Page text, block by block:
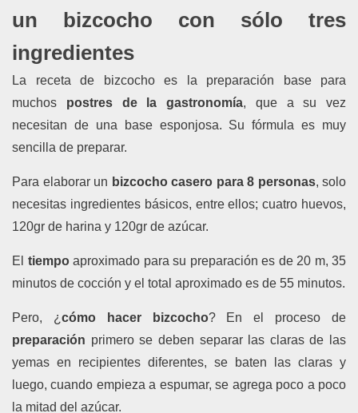
un bizcocho con sólo
tres
ingredientes
La receta de bizcocho es la preparación base para
muchos postres de la gastronomía, que a su vez
necesitan de una base esponjosa. Su fórmula es muy
sencilla de preparar.
Para elaborar un bizcocho casero para 8 personas, solo
necesitas ingredientes básicos, entre ellos; cuatro huevos,
120gr de harina y 120gr de azúcar.
El tiempoaproximado para su preparación es de 20 m, 35
minutos de cocción y el total aproximado es de 55 minutos.
Pero, ¿ cómo hacer bizcocho? En el proceso de
preparación primero se deben separar las claras de las
yemas en recipientes diferentes, se baten las claras y
luego, cuando empieza a espumar, se agrega poco a poco
la mitad del azúcar.